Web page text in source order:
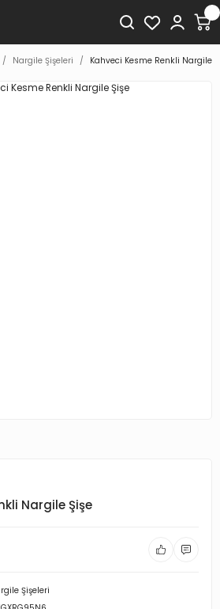
Nargile Şişeleri Kahveci Kesme Renkli Nargile
Nargile Şişe
Şişeleri